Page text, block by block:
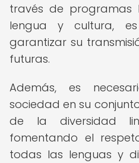
través de programas
lengua y cultura,
garantizar su
futuras.
Además, es
sociedad en su
de la diversidad
fomentando el
todas las lenguas y